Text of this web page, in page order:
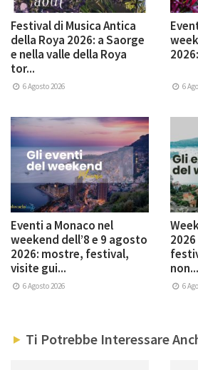
Festival di Musica Antica
della Roya 2026: a Saorge
e nella valle della Roya
tor...
6 Agosto 2026 6
Eventi a Monaco nel
weekend dell’8 e 9 agosto
2026: mostre, festival,
visite gui...
6 Agosto 2026
non...
6
Ti Potrebbe Interessare